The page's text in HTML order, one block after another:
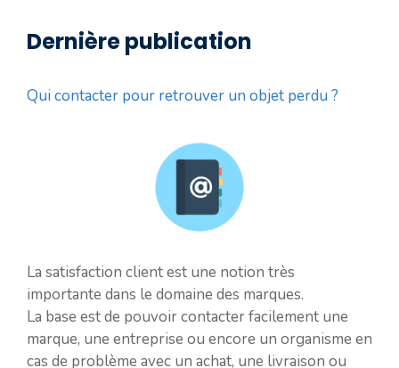
Dernière publication
Qui contacter pour retrouver un objet perdu ?
La satisfaction client est une notion très
importante dans le domaine des marques.
La base est de pouvoir contacter facilement une
marque, une entreprise ou encore un organisme en
cas de problème avec un achat, une livraison ou